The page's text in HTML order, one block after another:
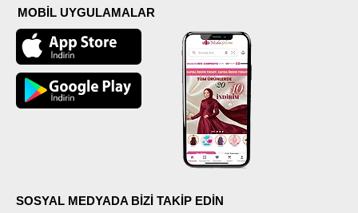
MOBİL UYGULAMALAR
SOSYAL MEDYADA BİZİ TAKİP EDİN